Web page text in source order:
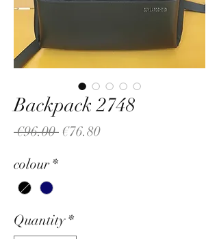
Backpack 2748
€96.00 Regular
€76.80Sale
colour *
Quantity *